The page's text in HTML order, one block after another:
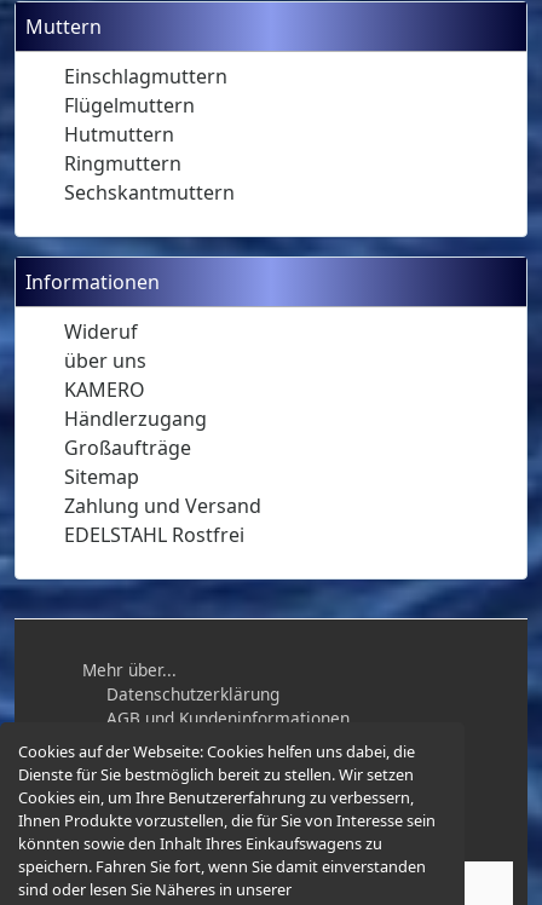
Cookies auf der Webseite:Cookies helfen uns dabei, die
Dienste für Sie bestmöglich bereit zu stellen. Wir setzen
Cookies ein, um Ihre Benutzererfahrung zu verbessern,
Ihnen Produkte vorzustellen, die für Sie von Interesse sein
könnten sowie den Inhalt Ihres Einkaufswagens zu
speichern. Fahren Sie fort, wenn Sie damit einverstanden
sind oder lesen Sie Näheres in unserer
Muttern
Einschlagmuttern
Flügelmuttern
Hutmuttern
Ringmuttern
Sechskantmuttern
Informationen
Wideruf
über uns
KAMERO
Händlerzugang
Großaufträge
Sitemap
Zahlung und Versand
EDELSTAHL Rostfrei
Mehr über...
Datenschutzerklärung
AGB und Kundeninformationen
Impressum
Widerrufsbelehrung / Muster-
Widerrufsformular
© 2026 -
Karabiner-und-Mehr.de